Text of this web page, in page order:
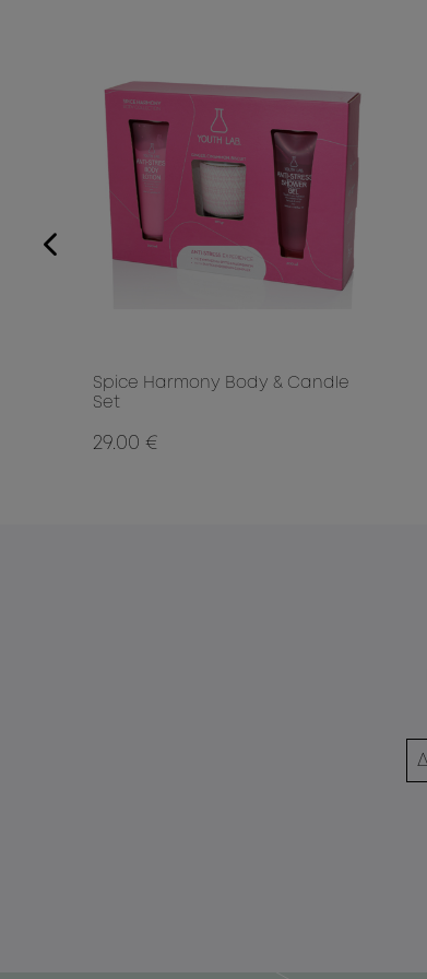
Spice Harmony Body & Candle
Set
29.00 €